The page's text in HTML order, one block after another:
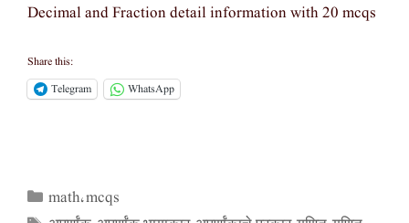
Decimal and Fraction detail information with 20 mcqs
Share this:
Telegram
WhatsApp
Categories
math,mcqs